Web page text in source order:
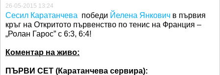
26-05-2015 13:24
Сесил Каратанчева победи Йелена Янкович в първия
кръг на Откритото първенство по тенис на Франция –
„Ролан Гарос” с 6:3, 6:4!
Коментар на живо:
ПЪРВИ СЕТ (Каратанчева сервира):